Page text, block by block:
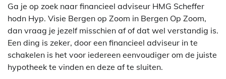
Ga je op zoek naar financieel adviseur HMG Scheffer
hodn Hyp. Visie Bergen op Zoom in Bergen Op Zoom,
dan vraag je jezelf misschien af of dat wel verstandig is.
Een ding is zeker, door een financieel adviseur in te
schakelen is het voor iedereen eenvoudiger om de juiste
hypotheek te vinden en deze af te sluiten.